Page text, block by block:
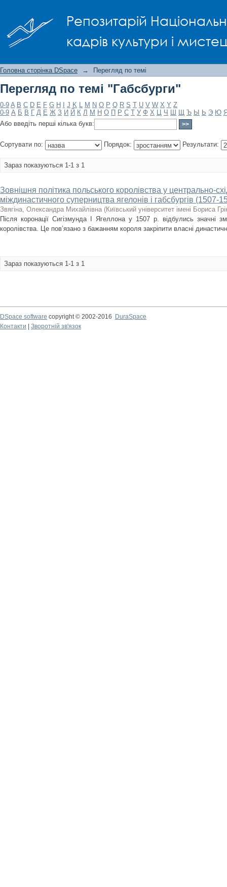
Репозитарій
кадрів культури і
Головна сторінка DSpace → Перегляд по темі
Перегляд по темі "Габсбурги"
0-9 A B C D E F G H J K L M N O P Q R S T U V W X Y Z
0-9 А Б В Г Д Е Ж З И Й К Л М Н О П Р С Т У Ф Х Ц Ч Ш Щ Ъ Ы Ь Э Ю
Або введіть перші кілька букв:
Сортувати по: Порядок: Результати:
Зараз показуються 1-1 з 1
Зовнішня політика польського королівства у центрально-
міждинастичного суперництва ягелонів і габсбургів (1507-
Звягіна, Олександра Михайлівна (Київський університет імені Бориса
Після коронації Сигізмунда І Ягеллона у 1507 р. відбулись значні
королівства. Це пов’язано з бажанням короля закріпити власні
Зараз показуються 1-1 з 1
DSpace software copyright © 2002-2016
DuraSpace
Контакти
Зворотній зв'язок